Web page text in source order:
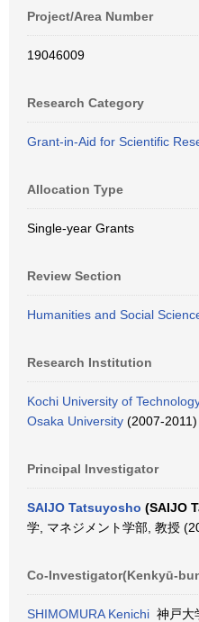
Project/Area Number
19046009
Research Category
Grant-in-Aid for Scientific
Allocation Type
Single-year Grants
Review Section
Humanities and Social
Research Institution
Kochi University of
Osaka University (2007-2011)
Principal Investigator
SAIJO Tatsuyosho (SAIJO
学, マネジメント学部, 教授
Co-Investigator(Kenkyū-
SHIMOMURA Kenichi 神戸大